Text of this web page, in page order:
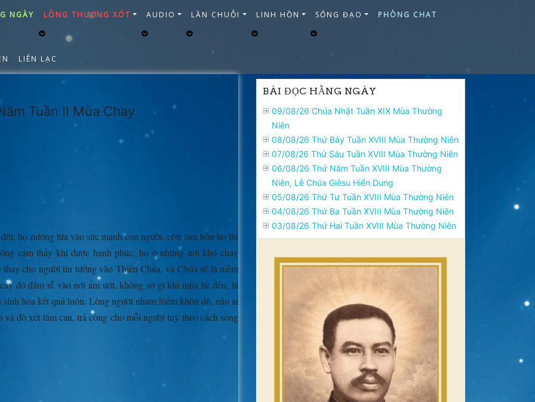
NGÀY LÒNG THƯƠNG XÓT AUDIO LẦN CHUỖI LINH HỒN SỐNG ĐẠO PHÒNG CHAT
LIÊN LẠC
Tuần II Mùa Chay
họ nương tựa vào sức mạnh con người, còn tâm hồn họ thì
cảm thấy khi được hạnh phúc; họ ở những nơi khô cháy
cho người tin tưởng vào Thiên Chúa, và Chúa sẽ là niềm
đó đâm rễ vào nơi ẩm ướt, không sợ gì khi mùa hè đến, lá
hoa kết quả luôn. Lòng người nham hiểm khôn dò, nào ai
dò xét tâm can, trả công cho mỗi người tuỳ theo cách sống
BÀI ĐỌC HẰNG NGÀY
09/08/26 Chúa Nhật Tuần XIX Mùa Thường
Niên
08/08/26 Thứ Bảy Tuần XVIII Mùa Thường Niên
07/08/26 Thứ Sáu Tuần XVIII Mùa Thường Niên
06/08/26 Thứ Năm Tuần XVIII Mùa Thường
Niên, Lễ Chúa Giêsu Hiển Dung
05/08/26 Thứ Tư Tuần XVIII Mùa Thường Niên
04/08/26 Thứ Ba Tuần XVIII Mùa Thường Niên
03/08/26 Thứ Hai Tuần XVIII Mùa Thường Niên